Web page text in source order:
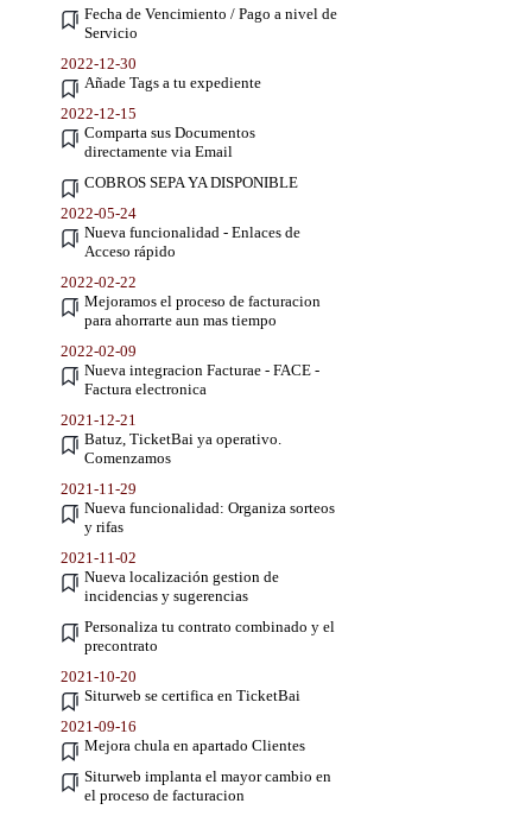
Fecha de Vencimiento / Pago a nivel de
Servicio
2022-12-30
Añade Tags a tu expediente
2022-12-15
Comparta sus Documentos
directamente via Email
COBROS SEPA YA DISPONIBLE
2022-05-24
Nueva funcionalidad - Enlaces de
Acceso rápido
2022-02-22
Mejoramos el proceso de facturacion
para ahorrarte aun mas tiempo
2022-02-09
Nueva integracion Facturae - FACE -
Factura electronica
2021-12-21
Batuz, TicketBai ya operativo.
Comenzamos
2021-11-29
Nueva funcionalidad: Organiza sorteos
y rifas
2021-11-02
Nueva localización gestion de
incidencias y sugerencias
Personaliza tu contrato combinado y el
precontrato
2021-10-20
Siturweb se certifica en TicketBai
2021-09-16
Mejora chula en apartado Clientes
Siturweb implanta el mayor cambio en
el proceso de facturacion